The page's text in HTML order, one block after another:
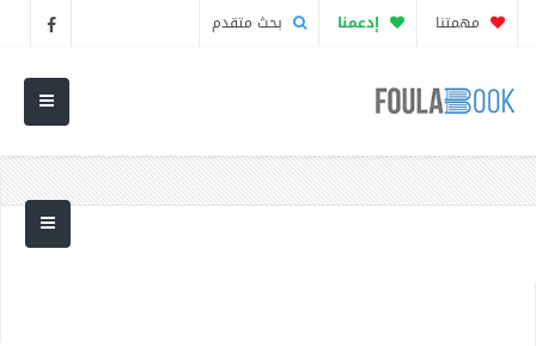
مهمتنا إدعمنا بحث متقدم